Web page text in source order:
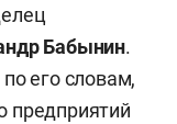
Бабынин.
его словам,
предприятий